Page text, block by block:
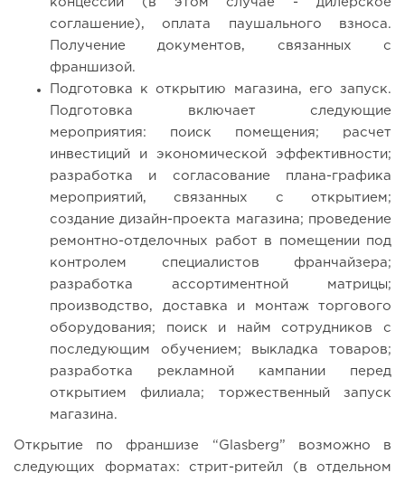
концессии (в этом случае - дилерское
соглашение), оплата паушального взноса.
Получение документов, связанных с
франшизой.
Подготовка к открытию магазина, его запуск.
Подготовка включает следующие
мероприятия: поиск помещения; расчет
инвестиций и экономической эффективности;
разработка и согласование плана-графика
мероприятий, связанных с открытием;
создание дизайн-проекта магазина; проведение
ремонтно-отделочных работ в помещении под
контролем специалистов франчайзера;
разработка ассортиментной матрицы;
производство, доставка и монтаж торгового
оборудования; поиск и найм сотрудников с
последующим обучением; выкладка товаров;
разработка рекламной кампании перед
открытием филиала; торжественный запуск
магазина.
Открытие по франшизе “Glasberg” возможно в
следующих форматах: стрит-ритейл (в отдельном